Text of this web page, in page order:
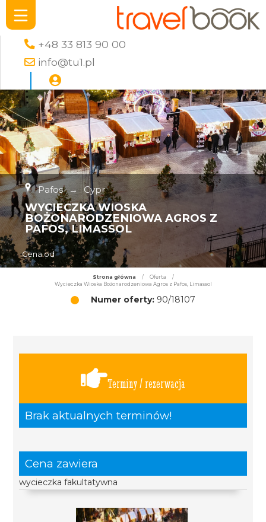
+48 33 813 90 00
info@tu1.pl
Pafos → Cypr
WYCIECZKA WIOSKA
BOŻONARODZENIOWA AGROS Z
PAFOS, LIMASSOL
Cena od
Strona główna / Oferta
/
Wycieczka Wioska Bożonarodzeniowa Agros z Pafos, Limassol
Numer oferty: 90/18107
Terminy / rezerwacja
Brak aktualnych terminów!
Cena zawiera
wycieczka fakultatywna